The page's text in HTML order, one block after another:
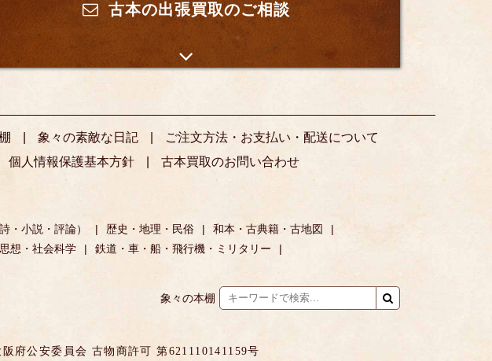
古本の出張買取のご相談
象々の素敵な日記
ご注文方法・お支払い・配送について
個人情報保護基本方針 古本買取のお問い合わせ
・小説・評論） 歴史・地理・民俗
和本・古典籍・古地図
想・社会科学
鉄道・車・船・飛行機・ミリタリー
象々の本棚
阪府公安委員会 古物商許可 第621110141159号